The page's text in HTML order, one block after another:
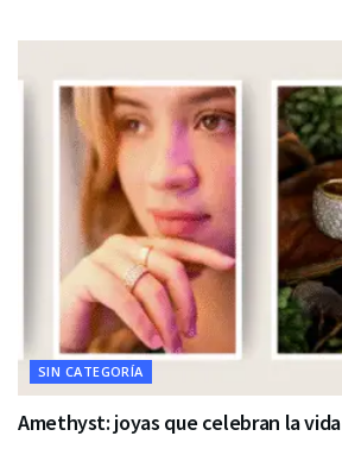
SIN CATEGORÍA
Amethyst: joyas que celebran la vida